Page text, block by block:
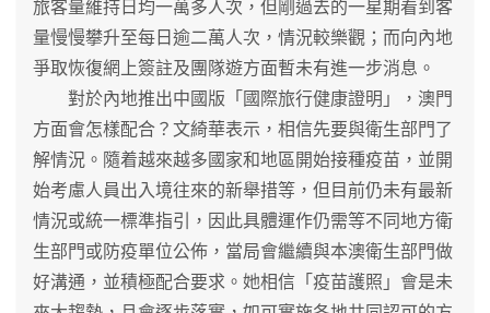
旅客量維持日均一萬多人次，但剛過去的一星期看到客
量慢慢攀升至每日逾二萬人次，情況較樂觀；而向內地
爭取恢復網上簽註及團隊遊方面暫未有進一步消息。
對於內地推出中國版「國際旅行健康證明」，澳門
方面會怎樣配合？文綺華表示，相信先要與衛生部門了
解情況。隨着越來越多國家和地區開始接種疫苗，並開
始考慮人員出入境往來的新舉措等，但目前仍未有最新
情況或統一標準指引，因此具體運作仍需等不同地方衛
生部門或防疫單位公佈，當局會繼續與本澳衛生部門做
好溝通，並積極配合要求。她相信「疫苗護照」會是未